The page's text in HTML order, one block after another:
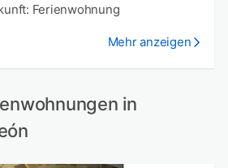
Ferienwohnung
Mehr anzeigen
in